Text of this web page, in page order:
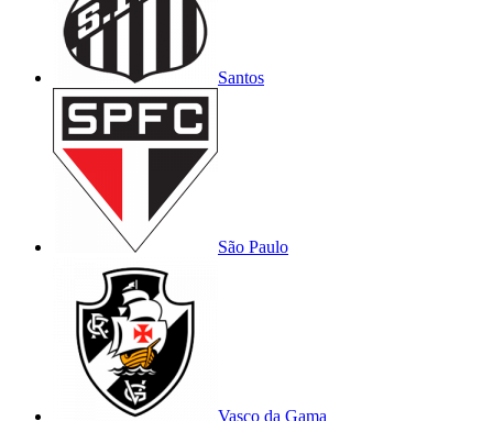
Santos
São Paulo
Vasco da Gama